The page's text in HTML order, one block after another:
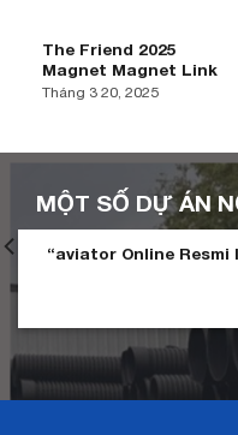
The Friend 2025
Magnet Magnet Link
Tháng 3 20, 2025
MỘT SỐ DỰ ÁN
“aviator Online